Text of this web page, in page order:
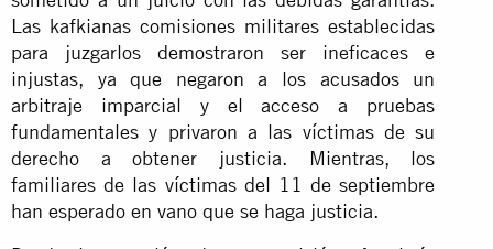
Las kafkianas comisiones militares establecidas
para juzgarlos demostraron ser ineficaces e
injustas, ya que negaron a los acusados un
arbitraje imparcial y el acceso a pruebas
fundamentales y privaron a las víctimas de su
derecho a obtener justicia. Mientras, los
familiares de las víctimas del 11 de septiembre
han esperado en vano que se haga justicia.